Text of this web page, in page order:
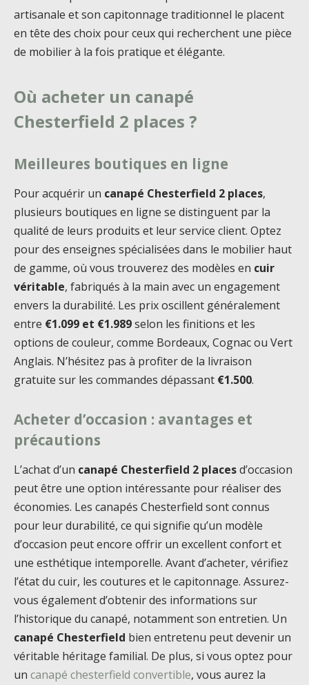
artisanale et son capitonnage traditionnel le placent
en tête des choix pour ceux qui recherchent une pièce
de mobilier à la fois pratique et élégante.
Où acheter un canapé
Chesterfield 2 places ?
Meilleures boutiques en ligne
Pour acquérir un canapé Chesterfield 2 places,
plusieurs boutiques en ligne se distinguent par la
qualité de leurs produits et leur service client. Optez
pour des enseignes spécialisées dans le mobilier haut
de gamme, où vous trouverez des modèles en cuir
véritable, fabriqués à la main avec un engagement
envers la durabilité. Les prix oscillent généralement
entre €1.099 et €1.989selon les finitions et les
options de couleur, comme Bordeaux, Cognac ou Vert
Anglais. N’hésitez pas à profiter de la livraison
gratuite sur les commandes dépassant €1.500.
Acheter d’occasion : avantages et
précautions
L’achat d’un canapé Chesterfield 2 placesd’occasion
peut être une option intéressante pour réaliser des
économies. Les canapés Chesterfield sont connus
pour leur durabilité, ce qui signifie qu’un modèle
d’occasion peut encore offrir un excellent confort et
une esthétique intemporelle. Avant d’acheter, vérifiez
l’état du cuir, les coutures et le capitonnage. Assurez-
vous également d’obtenir des informations sur
l’historique du canapé, notamment son entretien. Un
canapé Chesterfield bien entretenu peut devenir un
véritable héritage familial. De plus, si vous optez pour
un canapé chesterfield convertible, vous aurez la